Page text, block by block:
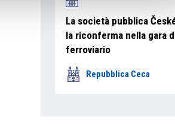
La società pubblica
la riconferma nella gara
ferroviario
Repubblica Ceca